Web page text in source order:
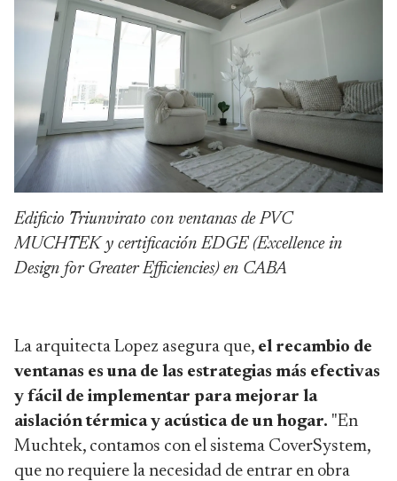
Edificio Triunvirato con ventanas de PVC
MUCHTEK y certificación EDGE (Excellence in
Design for Greater Efficiencies) en CABA
La arquitecta Lopez asegura que, el recambio de
ventanas es una de las estrategias más efectivas
y fácil de implementar para mejorar la
aislación térmica y acústica de un hogar. "En
Muchtek, contamos con el sistema CoverSystem,
que no requiere la necesidad de entrar en obra